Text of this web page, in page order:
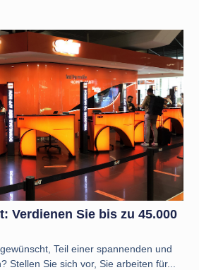
Verdienen Sie bis zu 45.000
Teil einer spannenden und
Stellen Sie sich vor, Sie arbeiten für